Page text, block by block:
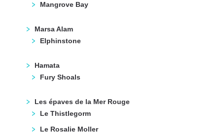
Mangrove Bay
Marsa Alam
Elphinstone
Hamata
Fury Shoals
Les épaves de la Mer Rouge
Le Thistlegorm
Le Rosalie Moller